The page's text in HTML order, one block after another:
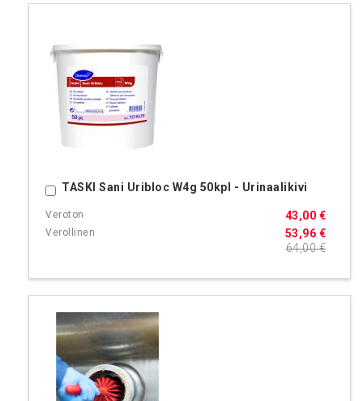
TASKI Sani Uribloc W4g 50kpl - Urinaalikivi
53,96 €
43,00 €
64,00 €
Ostoskoriin